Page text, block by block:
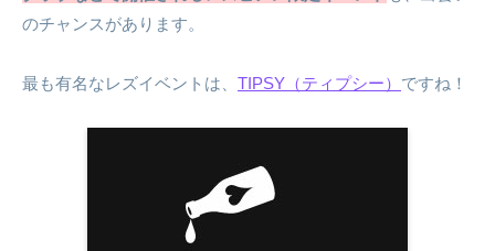
のチャンスがあります。
最も有名なレズイベントは、 TIPSY（ティプシー） ですね！